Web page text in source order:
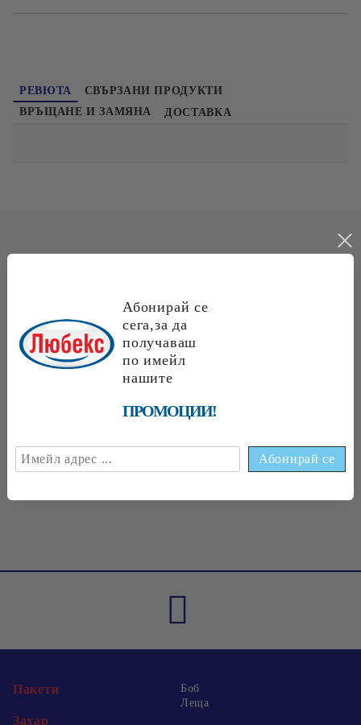
РЕВЮТА
СВЪРЗАНИ ПРОДУКТИ
ВРЪЩАНЕ И ЗАМЯНА
ДОСТАВКА
3.70 лв.
€1 3 лв.
Пакети
Захар
Боб
Леща
Абонирай се
сега,за да
получаваш
по имейл
нашите
ПРОМОЦИИ!